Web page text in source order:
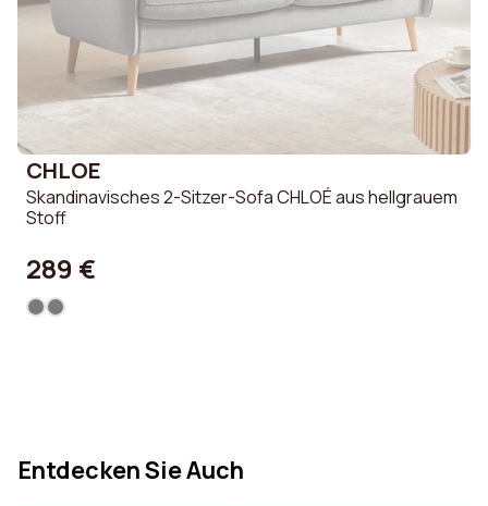
CHLOE
Skandinavisches 2-Sitzer-Sofa CHLOÉ aus hellgrauem
Stoff
289 €
Entdecken Sie Auch